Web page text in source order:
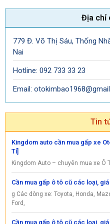
Địa chỉ
779 Đ. Võ Thị Sáu, Thống
Nai
Hotline: 092 733 33 23
Email:
Tin
Kingdom auto cần mua gấp xe
Tỉ]
Kingdom Auto – chuyên mua xe Ô
Cần mua gấp ô tô cũ các loại,
g Các dòng xe: Toyota, Honda,
Ford,
Cần mua gấp ô tô cũ các loại,